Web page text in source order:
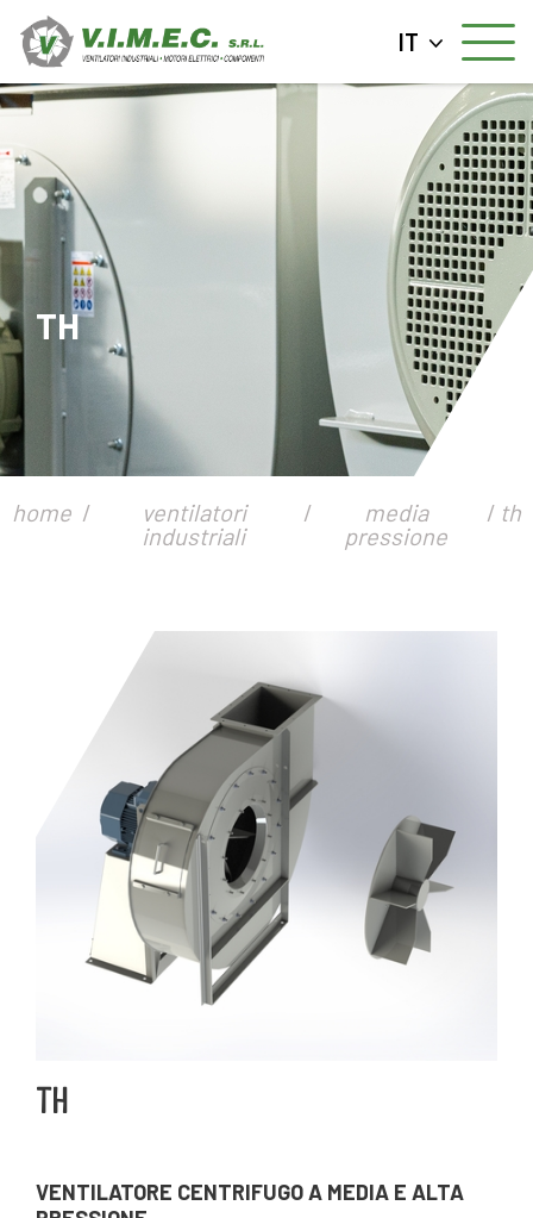
IT
TH
home
ventilatori
industriali
media
pressione
th
TH
VENTILATORE CENTRIFUGO A MEDIA E ALTA